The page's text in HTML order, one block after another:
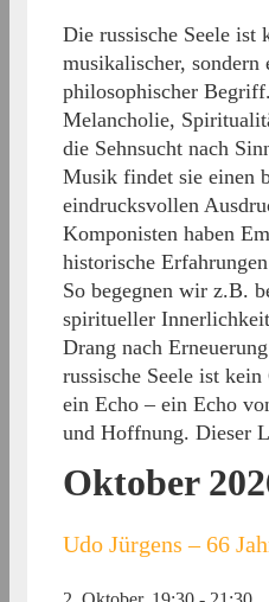
Die russische Seele ist
musikalischer,
philosophischer
Melancholie,
die Sehnsucht nach
Musik findet sie einen
eindrucksvollen
Komponisten haben
historische
So begegnen wir z.B.
spiritueller
Drang nach
russische Seele ist
ein Echo – ein Echo
und Hoffnung. Dieser
Oktober
Udo Jürgens – 66